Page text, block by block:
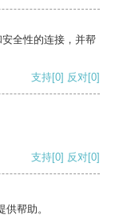
全性的连接，并帮
支持[0] 反对[0]
支持[0] 反对[0]
帮助。